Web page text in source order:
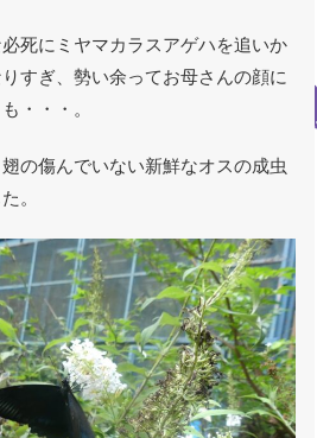
死にミヤマカラスアゲハを追いか
すぎ、勢い余ってお母さんの顔に
・・・。
の傷んでいない新鮮なオスの成虫
。